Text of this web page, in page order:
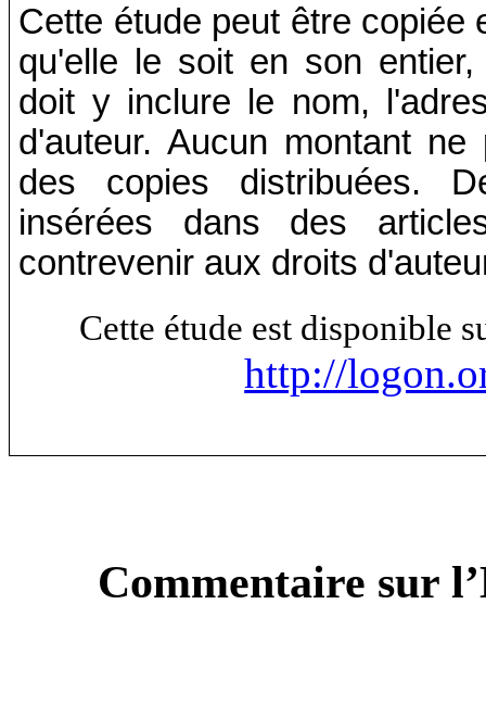
Cette étude peut être copiée
qu'elle le soit en son
doit y inclure le nom,
d'auteur. Aucun montant
des copies distribuées.
insérées dans des
contrevenir aux droits
Cette étude est disponible
http://
Commentaire sur l